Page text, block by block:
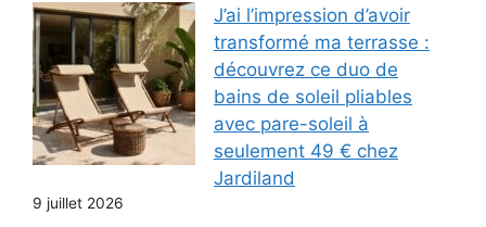
J’ai l’impression d’avoir
transformé ma terrasse :
découvrez ce duo de
bains de soleil pliables
avec pare-soleil à
seulement 49 € chez
Jardiland
9 juillet 2026